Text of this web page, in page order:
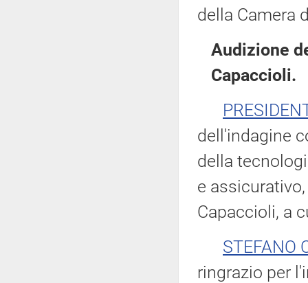
della Camera
Audizione
Capaccioli.
dell'indagine
della
e
Capaccioli, a
STEFANO
ringrazio per